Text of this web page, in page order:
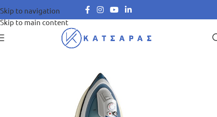
Skip to navigation
Skip to main content